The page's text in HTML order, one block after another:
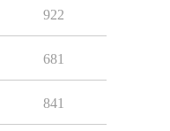
922
681
841